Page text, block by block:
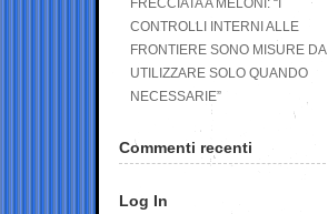
FRECCIATA A MELONI: “I
CONTROLLI INTERNI ALLE
FRONTIERE SONO MISURE DA
UTILIZZARE SOLO QUANDO
NECESSARIE”
Commenti recenti
Log In